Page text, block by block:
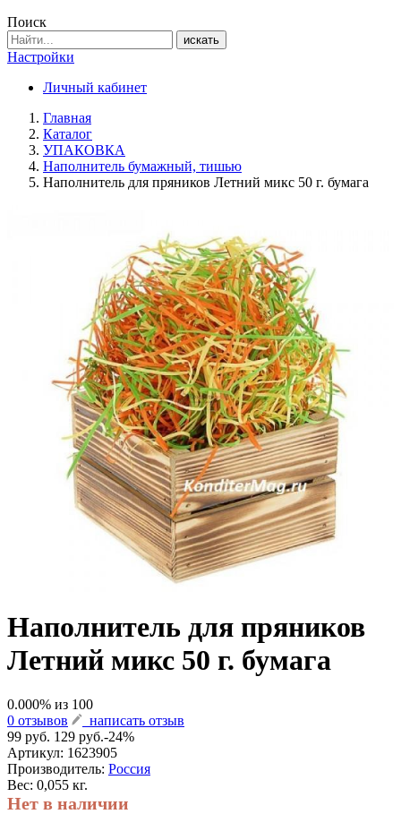
Поиск
искать
Настройки
Личный кабинет
Главная
Каталог
УПАКОВКА
Наполнитель бумажный, тишью
Наполнитель для пряников Летний микс 50 г. бумага
Наполнитель для пряников
Летний микс 50 г. бумага
0.000% из 100
0 отзывов
написать отзыв
99 руб. 129 руб.-24%
Артикул: 1623905
Производитель: Россия
Вес: 0,055 кг.
Нет в наличии